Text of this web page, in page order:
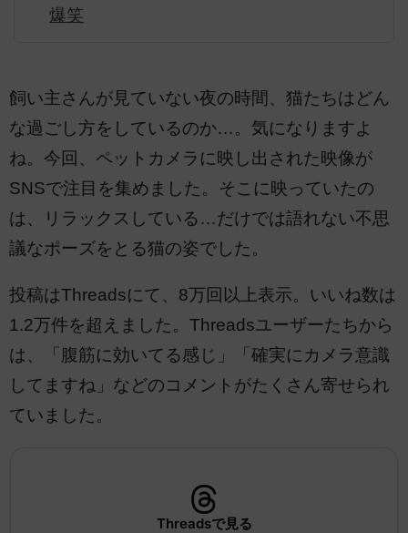
爆笑
飼い主さんが見ていない夜の時間、猫たちはどん
な過ごし方をしているのか…。気になりますよ
ね。今回、ペットカメラに映し出された映像が
SNSで注目を集めました。そこに映っていたの
は、リラックスしている…だけでは語れない不思
議なポーズをとる猫の姿でした。
投稿はThreadsにて、8万回以上表示。いいね数は
1.2万件を超えました。Threadsユーザーたちから
は、「腹筋に効いてる感じ」「確実にカメラ意識
してますね」などのコメントがたくさん寄せられ
ていました。
Threadsで見る